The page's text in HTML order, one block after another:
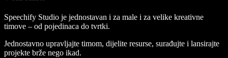
Speechify Studio je jednostavan i za male i za velike kreativne
timove – od pojedinaca do tvrtki.
Jednostavno upravljajte timom, dijelite resurse, surađujte i lansirajte
projekte brže nego ikad.